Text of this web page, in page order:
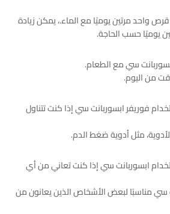
قرص واحد مرتين يوميًا مع الماء.، يمكن زيادة
يوميًا حسب الحاجة.
سي مع الطعام.
من اليوم.
فوريفر ابسوربانت سي إذا كنت تتناول
مثل أدوية ضغط الدم.
ابسوربانت سي إذا كنت تعاني من أي
سي مناسبًا لبعض الأشخاص الذين يعانون من